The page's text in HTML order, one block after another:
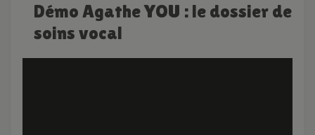
Démo Agathe YOU : le dossier de
soins vocal